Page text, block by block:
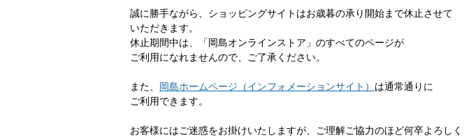
誠に勝手ながら、ショッピングサイトはお歳暮の承り開始まで休止させて
いただきます。
休止期間中は、「岡島オンラインストア」のすべてのページが
ご利用になれませんので、ご了承ください。
また、 岡島ホームページ（インフォメーションサイト） は通常通りに
ご利用できます。
お客様にはご迷惑をお掛けいたしますが、ご理解ご協力のほど何卒よろしく